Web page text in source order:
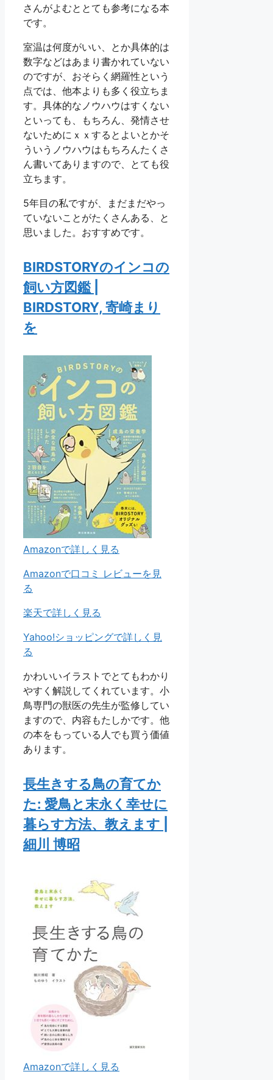
さんがよむととても参考になる本
です。
室温は何度がいい、とか具体的は
数字などはあまり書かれていない
のですが、おそらく網羅性という
点では、他本よりも多く役立ちま
す。具体的なノウハウはすくない
といっても、もちろん、発情させ
ないためにｘｘするとよいとかそ
ういうノウハウはもちろんたくさ
ん書いてありますので、とても役
立ちます。
5年目の私ですが、まだまだやっ
ていないことがたくさんある、と
思いました。おすすめです。
BIRDSTORYのインコの
飼い方図鑑 |
BIRDSTORY, 寄崎まり
を
Amazonで詳しく見る
Amazonで口コミ レビューを見
る
楽天で詳しく見る
Yahoo!ショッピングで詳しく見
る
かわいいイラストでとてもわかり
やすく解説してくれています。小
鳥専門の獣医の先生が監修してい
ますので、内容もたしかです。他
の本をもっている人でも買う価値
あります。
長生きする鳥の育てか
た: 愛鳥と末永く幸せに
暮らす方法、教えます |
細川 博昭
Amazonで詳しく見る